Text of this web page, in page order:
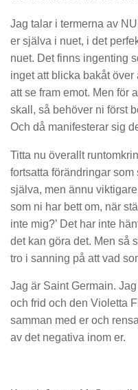
Jag talar i termerna av
er själva i nuet, i det
nuet. Det finns ingenting
inget att blicka bakåt
att se fram emot. Men för
skall, så behöver ni först
Och då manifesterar sig
Titta nu överallt
fortsatta förändringar
själva, men ännu
som ni har bett om, när
inte mig?’ Det har inte
det kan göra det. Men så
tro i sanning på att vad
Jag är Saint Germain.
och frid och den Violetta
samman med er och
av det negativa inom er.